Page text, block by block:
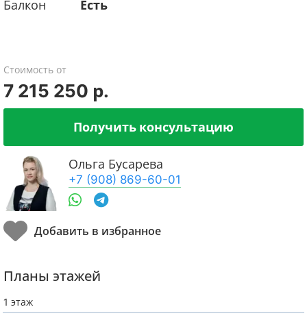
Балкон
Есть
Стоимость от
7 215 250 р.
Получить консультацию
Ольга Бусарева
+7 (908) 869-60-01
Планы этажей
1 этаж